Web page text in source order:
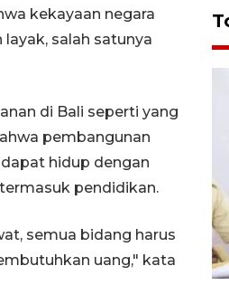
kekayaan negara
salah satunya
di Bali seperti yang
pembangunan
hidup dengan
pendidikan.
semua bidang harus
uang," kata